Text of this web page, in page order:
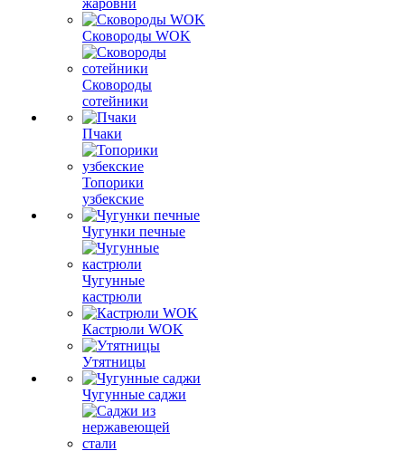
жаровни
Сковороды WOK
Сковороды
сотейники
Пчаки
Топорики
узбекские
Чугунки печные
Чугунные
кастрюли
Кастрюли WOK
Утятницы
Чугунные саджи